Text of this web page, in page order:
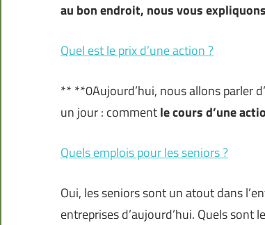
au bon endroit, nous vous
Quel est le prix d’une action ?
** **0Aujourd’hui, nous allons parler
un jour : commentle cours d’une
Quels emplois pour les seniors ?
Oui, les seniors sont un atout dans
entreprises d’aujourd’hui. Quels sont